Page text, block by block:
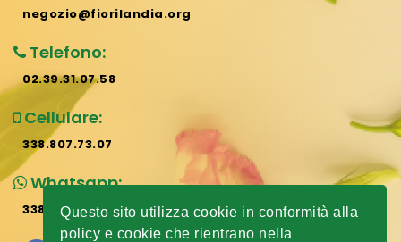
Questo sito utilizza cookie in conformità alla
policy e cookie che rientrano nella
negozio@fiorilandia.org
Telefono:
02.39.31.07.58
Cellulare:
338.807.73.07
Whatsapp:
338.807.73.07